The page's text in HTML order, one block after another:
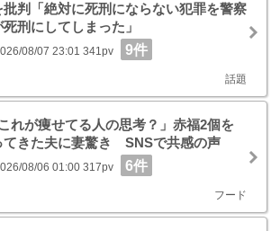
批判「絶対に死刑にならない犯罪を警察
刑にしてしまった」
08/07 23:01 341pv 9件
話題
れが痩せてる人の思考？」赤福2個を
てきた夫に妻驚き SNSで共感の声
08/06 01:00 317pv 6件
フード